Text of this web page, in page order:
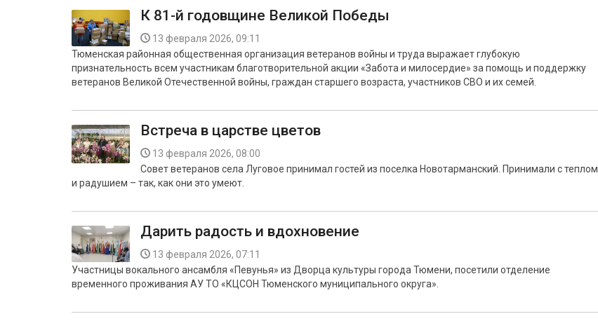
К 81-й годовщине Великой Победы
13 февраля 2026, 09:11
Тюменская районная общественная организация ветеранов войны и труда выражает глубокую
признательность всем участникам благотворительной акции «Забота и милосердие» за помощь и поддержку
ветеранов Великой Отечественной войны, граждан старшего возраста, участников СВО и их семей.
Встреча в царстве цветов
13 февраля 2026, 08:00
Совет ветеранов села Луговое принимал гостей из поселка Новотарманский. Принимали с теплом
и радушием – так, как они это умеют.
Дарить радость и вдохновение
13 февраля 2026, 07:11
Участницы вокального ансамбля «Певунья» из Дворца культуры города Тюмени, посетили отделение
временного проживания АУ ТО «КЦСОН Тюменского муниципального округа».